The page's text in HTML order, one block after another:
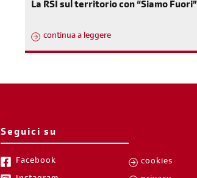
La RSI sul territorio con “Siamo Fuori”
continua a leggere
Seguici su
Facebook cookies